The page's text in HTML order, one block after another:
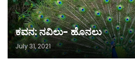
ಕವನ: ನವಿಲು- ಹೊನಲು
July 31, 2021